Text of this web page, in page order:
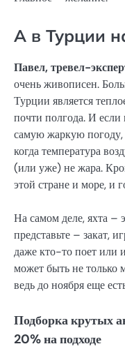
А в Турции
Павел, тревел-
очень живописен.
Турции является
почти полгода. И
самую жаркую погоду,
когда температура
(или уже) не жара.
этой стране и море, и
На самом деле, яхта –
представьте – закат,
даже кто-то поет или
может быть не только
ведь до ноября еще
Подборка крутых
20% на подходе